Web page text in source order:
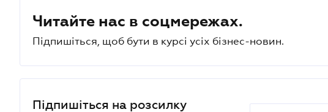
Читайте нас в соцмережах.
Підпишіться, щоб бути в курсі усіх бізнес-новин.
Підпишіться на розсилку